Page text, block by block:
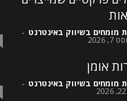
מומחים בשיווק באינטרנט -
2026
אומן
מומחים בשיווק באינטרנט -